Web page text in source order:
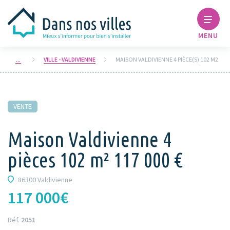
MENU
VILLE - VALDIVIENNE MAISON VALDIVIENNE 4 PIÈCE(S) 102 M2
VENTE
Maison Valdivienne 4
pièces 102 m² 117 000 €
86300 Valdivienne
117 000€
Réf. 2051